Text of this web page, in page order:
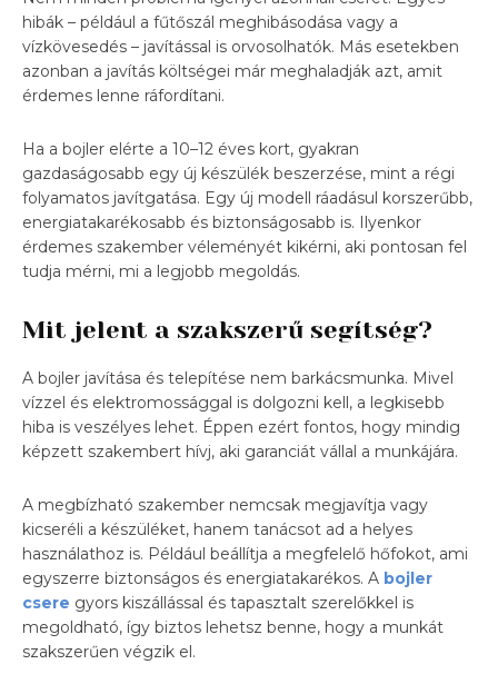
hibák – például a fűtőszál meghibásodása vagy a
vízkövesedés – javítással is orvosolhatók. Más esetekben
azonban a javítás költségei már meghaladják azt, amit
érdemes lenne ráfordítani.
Ha a bojler elérte a 10–12 éves kort, gyakran
gazdaságosabb egy új készülék beszerzése, mint a régi
folyamatos javítgatása. Egy új modell ráadásul korszerűbb,
energiatakarékosabb és biztonságosabb is. Ilyenkor
érdemes szakember véleményét kikérni, aki pontosan fel
tudja mérni, mi a legjobb megoldás.
Mit jelent a szakszerű segítség?
A bojler javítása és telepítése nem barkácsmunka. Mivel
vízzel és elektromossággal is dolgozni kell, a legkisebb
hiba is veszélyes lehet. Éppen ezért fontos, hogy mindig
képzett szakembert hívj, aki garanciát vállal a munkájára.
A megbízható szakember nemcsak megjavítja vagy
kicseréli a készüléket, hanem tanácsot ad a helyes
használathoz is. Például beállítja a megfelelő hőfokot, ami
egyszerre biztonságos és energiatakarékos. A bojler
csere gyors kiszállással és tapasztalt szerelőkkel is
megoldható, így biztos lehetsz benne, hogy a munkát
szakszerűen végzik el.